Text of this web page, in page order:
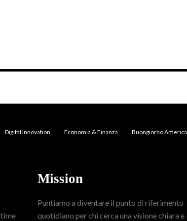
Digital Innovation Economia & Finanza Buongiorno America
Mission
Puntiamo a diventare il punto di riferimento
quotidiano per chi cerca una visione chiara e